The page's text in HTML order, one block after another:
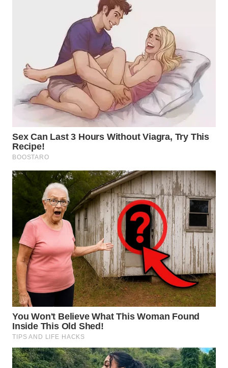
WN
LANGKAT
WN
TAPANULI
SELATAN
WN
TANJUNG
LESUNG
KARO
WN
SIMALUNGUN
WN
LABUHANBATU
WN
TAPANULI